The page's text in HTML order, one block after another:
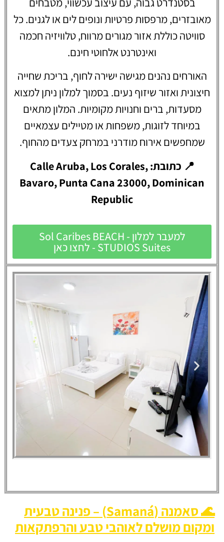
מאובזרים, מרפסות פרטיות ונופים לים או לגנים. כל
סוויטה כוללת אזור מגורים מרווח, טלוויזיה חכמה
ואינטרנט אלחוטי חינם.
האורחים נהנים מגישה ישירה לחוף, בריכת שחייה
חיצונית ואזור שיזוף נעים. בסמוך למלון ניתן למצוא
מסעדות, ברים וחנויות מקומיות. המלון מתאים
במיוחד לזוגות, משפחות או מטיילים עצמאיים
שמחפשים אירוח מודרני במרחק צעדים מהחוף.
📍 כתובת: Calle Aruba, Los Corales,
Bavaro, Punta Cana 23000, Dominican
Republic
למעבר למלון - Sol Caribes BEACH
STUDIOS Suites - לחצו כאן
🌊 סאמנה (Samaná) – פנינה טבעית
ומקום מושלם לאוהבי טבע והרפתקאות